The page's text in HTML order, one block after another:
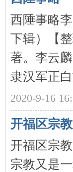
西陲事略
下辑）【
著。李云
隶汉军正
2020-9-16
开福区宗
开福区宗
宗教又是